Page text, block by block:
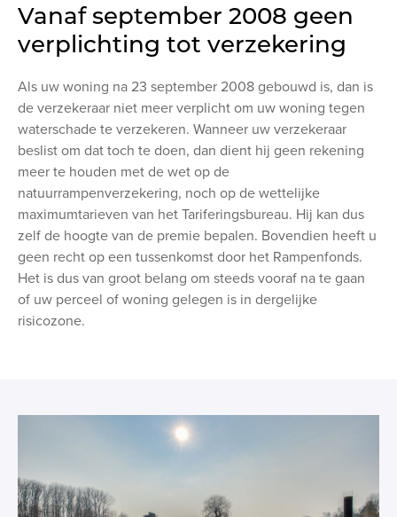
Vanaf september 2008 geen
verplichting tot verzekering
Als uw woning na 23 september 2008 gebouwd is, dan is
de verzekeraar niet meer verplicht om uw woning tegen
waterschade te verzekeren. Wanneer uw verzekeraar
beslist om dat toch te doen, dan dient hij geen rekening
meer te houden met de wet op de
natuurrampenverzekering, noch op de wettelijke
maximumtarieven van het Tariferingsbureau. Hij kan dus
zelf de hoogte van de premie bepalen. Bovendien heeft u
geen recht op een tussenkomst door het Rampenfonds.
Het is dus van groot belang om steeds vooraf na te gaan
of uw perceel of woning gelegen is in dergelijke
risicozone.